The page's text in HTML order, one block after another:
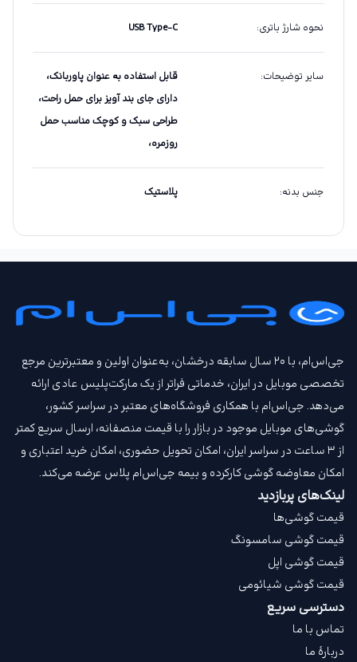
نحوه شارژ باتری:
USB Type‑C
سایر توضیحات:
قابل استفاده به عنوان پاوربانک،
دارای جای بند آویز برای حمل راحت،
طراحی سبک و کوچک مناسب حمل
روزمره،
جنس بدنه: پلاستیک
جی‌اس‌ام، با ۲۰ سال سابقه درخشان، به‌عنوان اولین و معتبرترین مرجع
تخصصی موبایل در ایران، خدماتی فراتر از یک مارکت‌پلیس عادی ارائه
می‌دهد. جی‌اس‌ام با همکاری فروشگاه‌های معتبر در سراسر کشور،
گوشی‌های موبایل موجود در بازار را با قیمت‌ منصفانه، ارسال سریع کمتر
از ۳ ساعت در سراسر ایران، امکان تحویل حضوری، امکان خرید اعتباری و
امکان معاوضه گوشی کارکرده و بیمه جی‌اس‌ام‌ پلاس عرضه می‌کند.
لینک‌های پربازدید
قیمت گوشی‌ها
قیمت گوشی سامسونگ
قیمت گوشی اپل
قیمت گوشی شیائومی
دسترسی سریع
تماس با ما
دربارهٔ ما